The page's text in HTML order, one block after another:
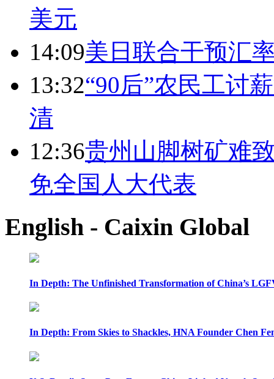
美元
14:09美日联合干预汇
13:32“90后”农民工讨
清
12:36贵州山脚树矿难
免全国人大代表
English - Caixin Global
In Depth: The Unfinished Transformation of China’s
In Depth: From Skies to Shackles, HNA Founder Chen